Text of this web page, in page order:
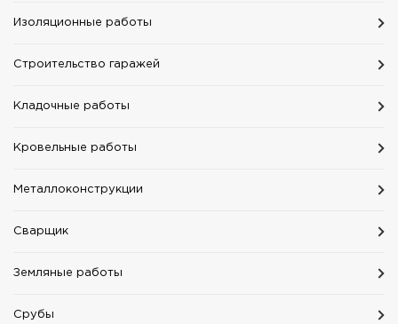
Изоляционные работы
Строительство гаражей
Кладочные работы
Кровельные работы
Mеталлоконструкции
Сварщик
Земляные работы
Срубы